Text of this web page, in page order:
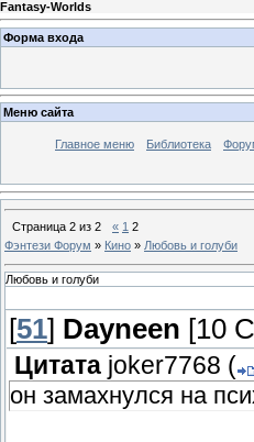
Fantasy-Worlds
Форма входа
Меню сайта
Главное меню Библиотека
Страница 2 из 2 « 1 2
Фэнтези Форум » Кино » Любовь и голуби
Любовь и голуби
[51] Dayneen [10
Цитата joker7768 (
он замахнулся на